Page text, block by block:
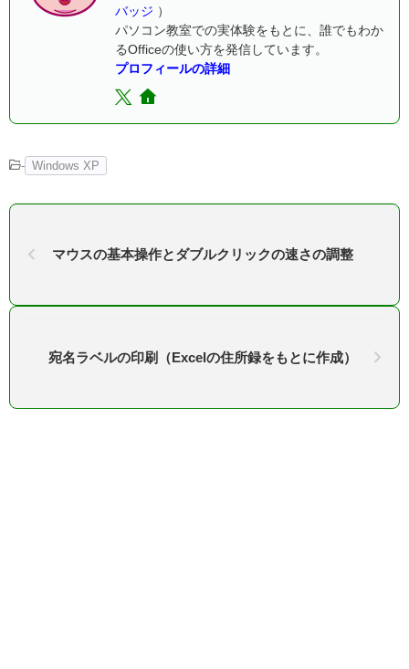
バッジ ）
パソコン教室での実体験をもとに、誰でもわか
るOfficeの使い方を発信しています。
プロフィールの詳細
- Windows XP
マウスの基本操作とダブルクリックの速さの調整
宛名ラベルの印刷（Excelの住所録をもとに作成）